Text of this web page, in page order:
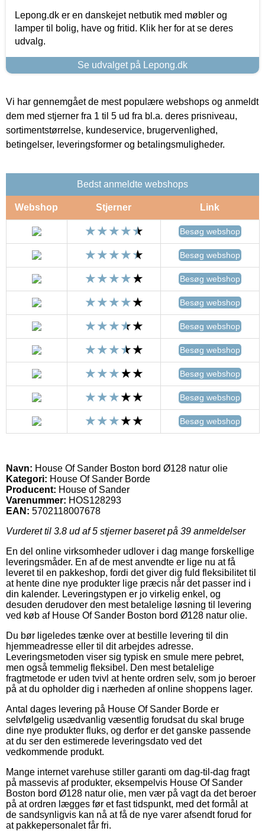
Lepong.dk er en danskejet netbutik med møbler og
lamper til bolig, have og fritid. Klik her for at se deres
udvalg.
Se udvalget på Lepong.dk
Vi har gennemgået de mest populære webshops og anmeldt
dem med stjerner fra 1 til 5 ud fra bl.a. deres prisniveau,
sortimentstørrelse, kundeservice, brugervenlighed,
betingelser, leveringsformer og betalingsmuligheder.
Bedst anmeldte webshops
Webshop Stjerner Link
Besøg webshop
Besøg webshop
Besøg webshop
Besøg webshop
Besøg webshop
Besøg webshop
Besøg webshop
Besøg webshop
Besøg webshop
Navn: House Of Sander Boston bord Ø128 natur olie
Kategori: House Of Sander Borde
Producent: House of Sander
Varenummer: HOS128293
EAN: 5702118007678
Vurderet til 3.8 ud af 5 stjerner baseret på 39 anmeldelser
En del online virksomheder udlover i dag mange forskellige
leveringsmåder. En af de mest anvendte er lige nu at få
leveret til en pakkeshop, fordi det giver dig fuld fleksibilitet til
at hente dine nye produkter lige præcis når det passer ind i
din kalender. Leveringstypen er jo virkelig enkel, og
desuden derudover den mest betalelige løsning til levering
ved køb af House Of Sander Boston bord Ø128 natur olie.
Du bør ligeledes tænke over at bestille levering til din
hjemmeadresse eller til dit arbejdes adresse.
Leveringsmetoden viser sig typisk en smule mere pebret,
men også temmelig fleksibel. Den mest betalelige
fragtmetode er uden tvivl at hente ordren selv, som jo beroer
på at du opholder dig i nærheden af online shoppens lager.
Antal dages levering på House Of Sander Borde er
selvfølgelig usædvanlig væsentlig forudsat du skal bruge
dine nye produkter fluks, og derfor er det ganske passende
at du ser den estimerede leveringsdato ved det
vedkommende produkt.
Mange internet varehuse stiller garanti om dag-til-dag fragt
på massevis af produkter, eksempelvis House Of Sander
Boston bord Ø128 natur olie, men vær på vagt da det beroer
på at ordren lægges før et fast tidspunkt, med det formål at
de sandsynligvis kan nå at få de nye varer afsendt forud for
at pakkepersonalet får fri.